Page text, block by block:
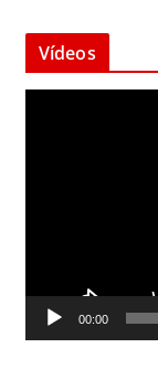
Vídeos
d
00:00